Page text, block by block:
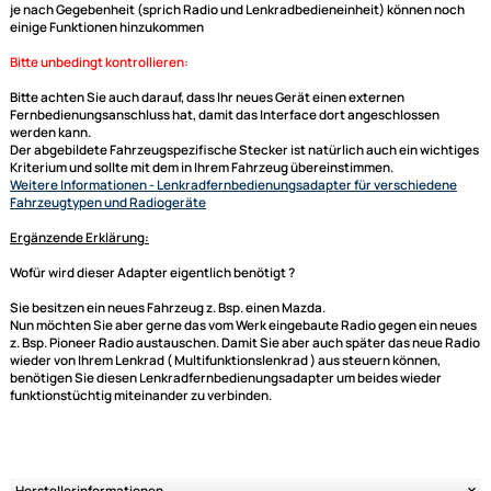
Sie benötigen kein zusätzlichesRadioanschlusskabel, da dieses
Lenkradinterfaceschon einen Fahrzeugspezifischen Kabelsatz auf ISO
Signale wie der Speed Pulse (Geschwindigkeitssignal), Zündungsplus,
Rückfahrsignal oder Innenraumbeleuchtung zur Verfügung gestellt.
Daten werden dann aber auch immer gesondert in der Beschreibung mit
aufgeführt.
generell unterstützte Funktionen:
Laut -- Leise
Sender skip (hoch/runter)
je nach Gegebenheit (sprich Radio und Lenkradbedieneinheit) können
einige Funktionen hinzukommen
Bitte unbedingt kontrollieren:
Bitte achten Sie auch darauf, dass Ihr neues Gerät einen externen
Fernbedienungsanschluss hat, damit das Interface dort angeschlossen